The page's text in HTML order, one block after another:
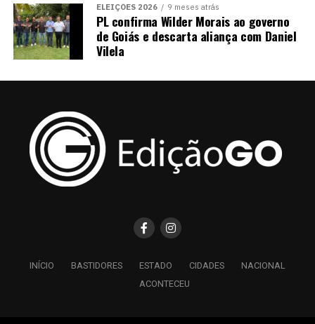
ELEIÇÕES 2026 9 meses atrás
PL confirma Wilder Morais ao governo
de Goiás e descarta aliança com Daniel
Vilela
INÍCIO BASTIDORES ESTADO CIDADES
NACIONAL
ACONTECEU